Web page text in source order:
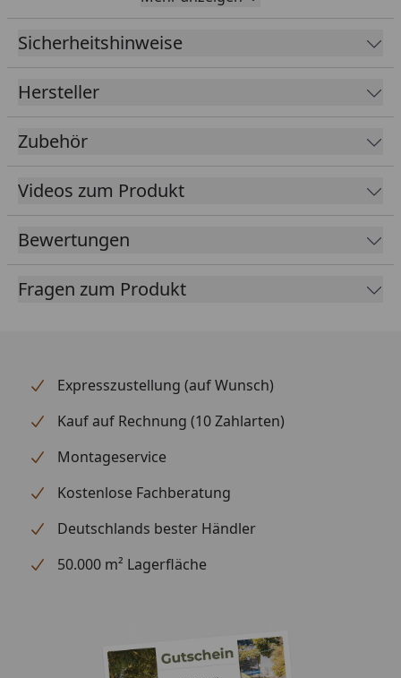
x Folienlänge
Kleber
Inklusive speziellen Klebern für
Lieferumfang
EPDM Folie 1,14 mm ausreichend
umlaufende Blendenabdeckung
Optional
erhältlich
(siehe Reiter
"Zubehör")
Blendenabdeckungen (aus
Aluminium + Spezialschrauben)
Für eine optimale Abdichtung
des Daches an den
Verwendung
andere Form der Abdeckung (z.
B. Holzlatte) möglich
Sicherheitshinweise
Hersteller
Zubehör
Videos zum Produkt
Bewertungen
Fragen zum Produkt
Expresszustellung (auf Wunsch)
Kauf auf Rechnung (10 Zahlarten)
Montageservice
Kostenlose Fachberatung
Deutschlands bester Händler
50.000 m² Lagerfläche